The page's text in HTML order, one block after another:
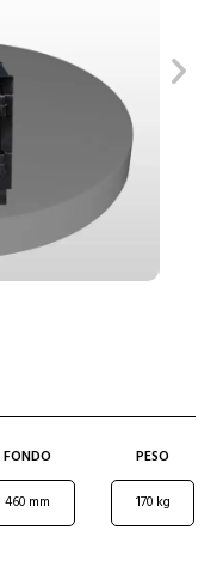
FONDO PESO
460 mm 170 kg